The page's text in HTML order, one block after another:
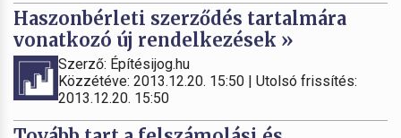
Haszonbérleti szerződés tartalmára
vonatkozó új rendelkezések »
Szerző: Építésijog.hu
Közzétéve: 2013.12.20. 15:50 | Utolsó frissítés:
2013.12.20. 15:50